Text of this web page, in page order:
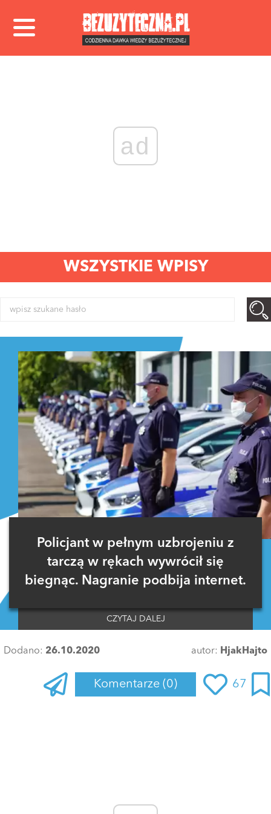
ad
WSZYSTKIE WPISY
Policjant w pełnym uzbrojeniu z
tarczą w rękach wywrócił się
biegnąc. Nagranie podbija internet.
CZYTAJ DALEJ
Dodano: 26.10.2020 autor: HjakHajto
Komentarze (0) 67